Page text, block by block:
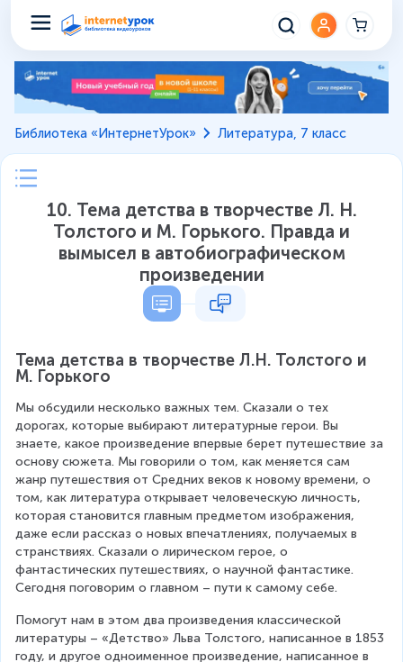
Библиотека «ИнтернетУрок» Литература, 7 класс
10. Тема детства в творчестве Л. Н.
Толстого и М. Горького. Правда и
вымысел в автобиографическом
произведении
Тема детства в творчестве Л.Н. Толстого и
М. Горького
Мы обсудили несколько важных тем. Сказали о тех
дорогах, которые выбирают литературные герои. Вы
знаете, какое произведение впервые берет путешествие за
основу сюжета. Мы говорили о том, как меняется сам
жанр путешествия от Средних веков к новому времени, о
том, как литература открывает человеческую личность,
которая становится главным предметом изображения,
даже если рассказ о новых впечатлениях, получаемых в
странствиях. Сказали о лирическом герое, о
фантастических путешествиях, о научной фантастике.
Сегодня поговорим о главном – пути к самому себе.
Помогут нам в этом два произведения классической
литературы – «Детство» Льва Толстого, написанное в 1853
году, и другое одноименное произведение, написанное в